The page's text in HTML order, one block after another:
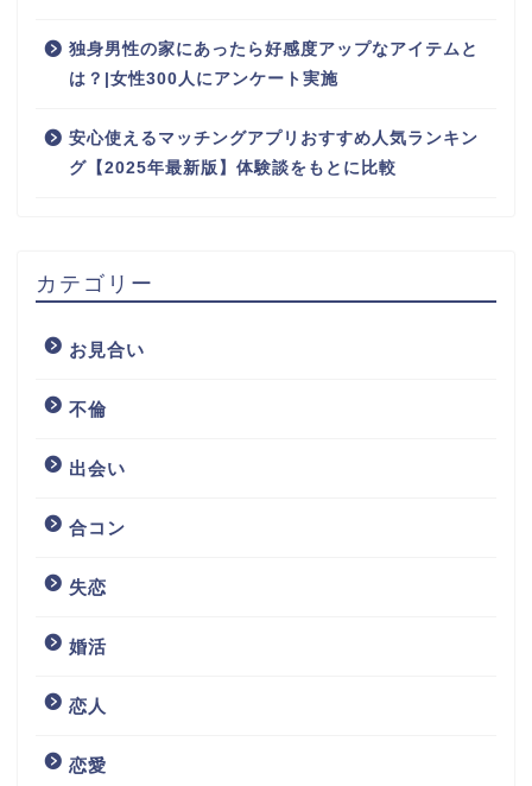
独身男性の家にあったら好感度アップなアイテムと
は？|女性300人にアンケート実施
安心使えるマッチングアプリおすすめ人気ランキン
グ【2025年最新版】体験談をもとに比較
カテゴリー
お見合い
不倫
出会い
合コン
失恋
婚活
恋人
恋愛